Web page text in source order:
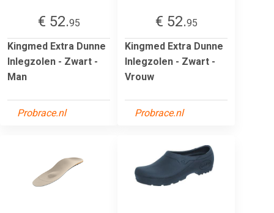
€ 52.95
Kingmed Extra Dunne
Inlegzolen - Zwart -
Man
Probrace.nl
€ 52.95
Kingmed Extra Dunne
Inlegzolen - Zwart -
Vrouw
Probrace.nl